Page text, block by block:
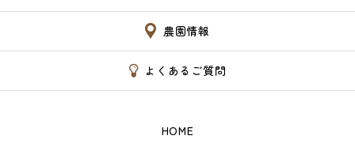
農園情報
よくあるご質問
HOME